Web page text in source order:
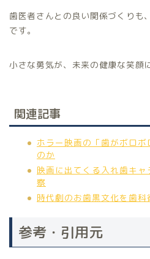
歯医者さんとの良い関係づくりも
です。
小さな勇気が、未来の健康な笑顔
関連記事
ホラー映画の「歯がボロ
のか
映画に出てくる入れ歯キ
察
時代劇のお歯黒文化を歯科
参考・引用元